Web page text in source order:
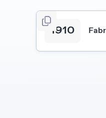
1910